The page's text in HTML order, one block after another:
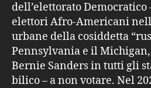
dell’elettorato Democratico
elettori Afro-Americani
urbane della cosiddetta
Pennsylvania e il
Bernie Sanders in tutti gli
bilico – a non votare. Nel